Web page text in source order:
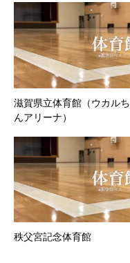
滋賀県立体育館（ウカル
んアリーナ）
秩父宮記念体育館